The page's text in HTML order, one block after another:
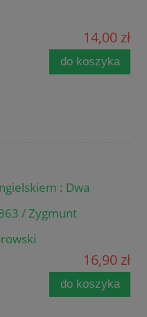
14,00 zł
do koszyka
: Dwa
/ Zygmunt
16,90 zł
do koszyka